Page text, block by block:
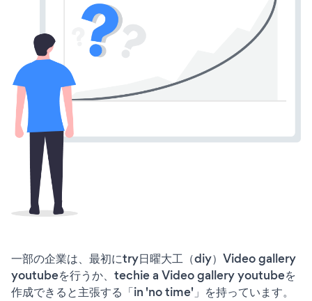
一部の企業は、最初にtry日曜大工（diy）Video gallery
youtubeを行うか、techie a Video gallery youtubeを
作成できると主張する「in 'no time'」を持っています。